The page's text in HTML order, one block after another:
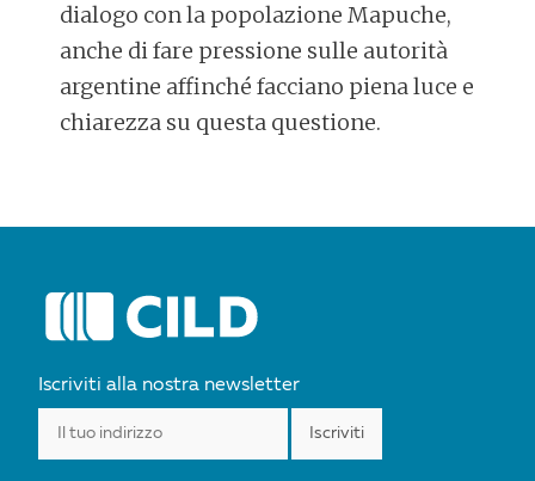
dialogo con la popolazione Mapuche,
anche di fare pressione sulle autorità
argentine affinché facciano piena luce e
chiarezza su questa questione.
POST
Iscriviti alla nostra newsletter